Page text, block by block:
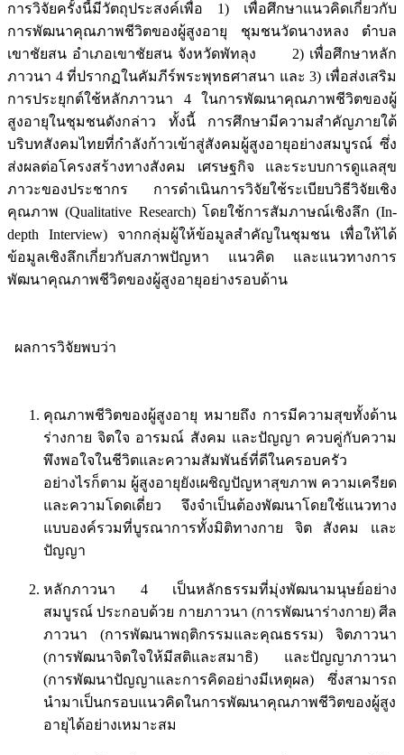
การวิจัยครั้งนี้มีวัตถุประสงค์เพื่อ 1) เพื่อศึกษาแนวคิดเกี่ยวกับ
การพัฒนาคุณภาพชีวิตของผู้สูงอายุ ชุมชนวัดนางหลง ตำบล
เขาชัยสน อำเภอเขาชัยสน จังหวัดพัทลุง 2) เพื่อศึกษาหลัก
ภาวนา 4 ที่ปรากฏในคัมภีร์พระพุทธศาสนา และ 3) เพื่อส่งเสริม
การประยุกต์ใช้หลักภาวนา 4 ในการพัฒนาคุณภาพชีวิตของผู้
สูงอายุในชุมชนดังกล่าว ทั้งนี้ การศึกษามีความสำคัญภายใต้
บริบทสังคมไทยที่กำลังก้าวเข้าสู่สังคมผู้สูงอายุอย่างสมบูรณ์ ซึ่ง
ส่งผลต่อโครงสร้างทางสังคม เศรษฐกิจ และระบบการดูแลสุข
ภาวะของประชากร การดำเนินการวิจัยใช้ระเบียบวิธีวิจัยเชิง
คุณภาพ (Qualitative Research) โดยใช้การสัมภาษณ์เชิงลึก (In-
depth Interview) จากกลุ่มผู้ให้ข้อมูลสำคัญในชุมชน เพื่อให้ได้
ข้อมูลเชิงลึกเกี่ยวกับสภาพปัญหา แนวคิด และแนวทางการ
พัฒนาคุณภาพชีวิตของผู้สูงอายุอย่างรอบด้าน
ผลการวิจัยพบว่า
คุณภาพชีวิตของผู้สูงอายุ หมายถึง การมีความสุขทั้งด้าน
ร่างกาย จิตใจ อารมณ์ สังคม และปัญญา ควบคู่กับความ
พึงพอใจในชีวิตและความสัมพันธ์ที่ดีในครอบครัว
อย่างไรก็ตาม ผู้สูงอายุยังเผชิญปัญหาสุขภาพ ความเครียด
และความโดดเดี่ยว จึงจำเป็นต้องพัฒนาโดยใช้แนวทาง
แบบองค์รวมที่บูรณาการทั้งมิติทางกาย จิต สังคม และ
ปัญญา
หลักภาวนา 4 เป็นหลักธรรมที่มุ่งพัฒนามนุษย์อย่าง
สมบูรณ์ ประกอบด้วย กายภาวนา (การพัฒนาร่างกาย) ศีล
ภาวนา (การพัฒนาพฤติกรรมและคุณธรรม) จิตภาวนา
(การพัฒนาจิตใจให้มีสติและสมาธิ) และปัญญาภาวนา
(การพัฒนาปัญญาและการคิดอย่างมีเหตุผล) ซึ่งสามารถ
นำมาเป็นกรอบแนวคิดในการพัฒนาคุณภาพชีวิตของผู้สูง
อายุได้อย่างเหมาะสม